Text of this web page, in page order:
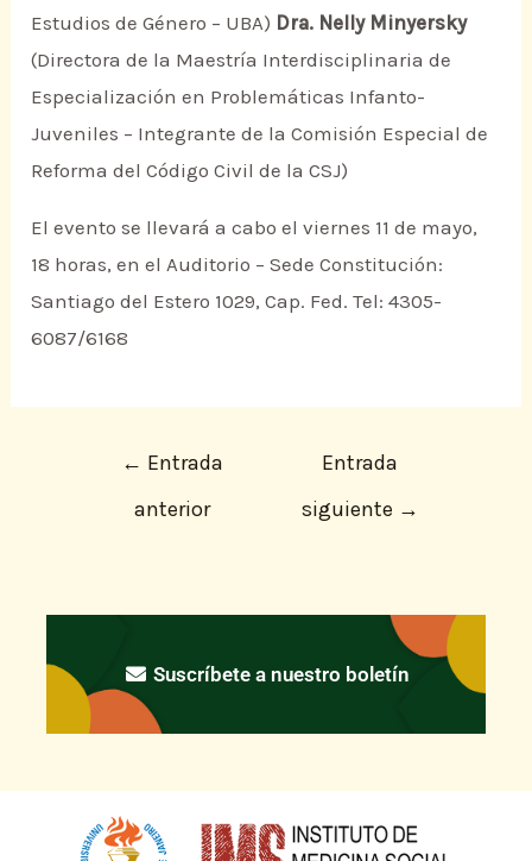
Estudios de Género – UBA) Dra. Nelly Minyersky
(Directora de la Maestría Interdisciplinaria de
Especialización en Problemáticas Infanto-
Juveniles – Integrante de la Comisión Especial de
Reforma del Código Civil de la CSJ)
El evento se llevará a cabo el viernes 11 de mayo,
18 horas, en el Auditorio – Sede Constitución:
Santiago del Estero 1029, Cap. Fed. Tel: 4305-
6087/6168
← Entrada
anterior
Entrada
siguiente →
Suscríbete a nuestro boletín